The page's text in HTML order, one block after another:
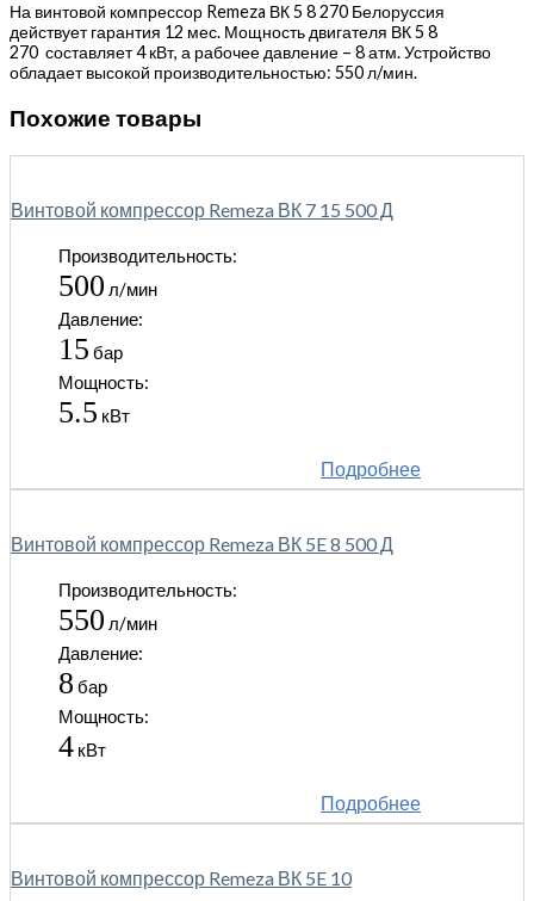
На винтовой компрессор Remeza ВК 5 8 270 Белоруссия
действует гарантия 12 мес. Мощность двигателя ВК 5 8
270 составляет 4 кВт, а рабочее давление – 8 атм. Устройство
обладает высокой производительностью: 550 л/мин.
Похожие товары
Винтовой компрессор Remeza ВК 7 15 500 Д
Производительность:
500 л/мин
Давление:
15 бар
Мощность:
5.5 кВт
Подробнее
Винтовой компрессор Remeza ВК 5E 8 500 Д
Производительность:
550 л/мин
Давление:
8 бар
Мощность:
4 кВт
Подробнее
Винтовой компрессор Remeza ВК 5E 10